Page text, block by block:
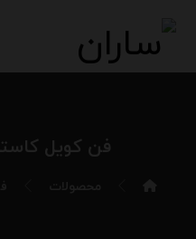
فن کویل کاستی
محصولات